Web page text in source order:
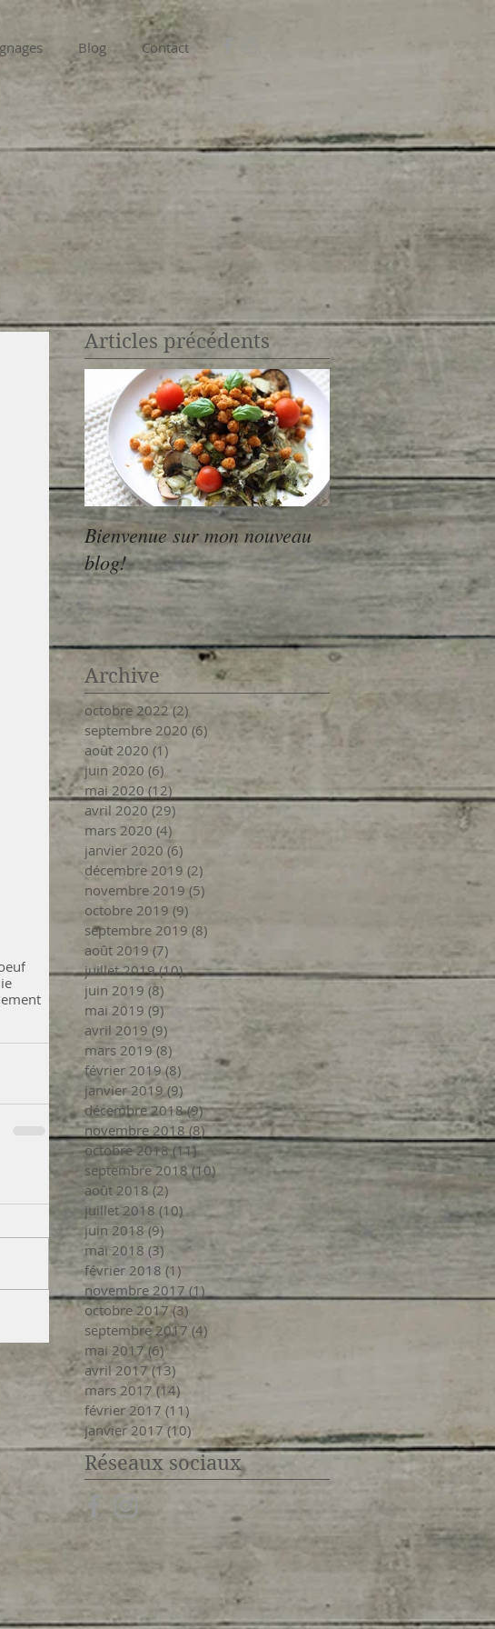
Blog Contact
Articles précédents
Bienvenue sur mon nouveau
blog!
Archive
octobre 2022 (2) 2 posts
septembre 2020 (6)6 posts
août 2020 (1) 1 post
juin 2020 (6) 6 posts
mai 2020 (12)12 posts
avril 2020 (29)29 posts
mars 2020 (4)
janvier 2020 (6)
décembre 2019 (2)
novembre 2019 (5)
octobre 2019 (9)
septembre 2019 (8)
août 2019 (7)
juillet 2019 (10)10 posts
juin 2019 (8) 8 posts
mai 2019 (9)9 posts
avril 2019 (9)
mars 2019 (8) 8 posts
février 2019 (8) 8 posts
janvier 2019 (9) 9 posts
décembre 2018 (9)9 posts
novembre 2018 (8)8 posts
octobre 2018 (11)11 posts
septembre 2018 (10) 10 posts
août 2018 (2) 2 posts
juillet 2018 (10) 10 posts
juin 2018 (9)
mai 2018 (3) 3 posts
février 2018 (1)1 post
novembre 2017 (1)
octobre 2017 (3) 3 posts
septembre 2017 (4)
mai 2017 (6)6 posts
avril 2017 (13)
mars 2017 (14)
février 2017 (11)
janvier 2017 (10) 10 posts
Réseaux sociaux